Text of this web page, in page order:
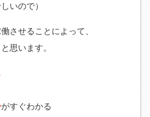
いので）
させることによって、
思います。
がすぐわかる